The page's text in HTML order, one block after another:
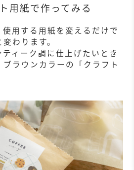
用紙で作ってみる
用する用紙を変えるだけで
わります。
ィーク調に仕上げたいとき
ラウンカラーの「クラフト